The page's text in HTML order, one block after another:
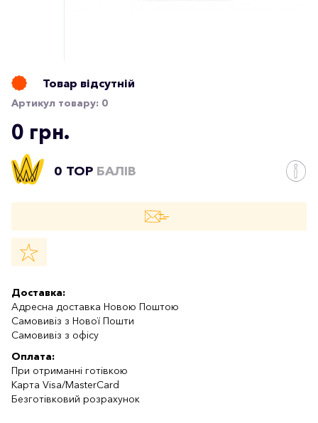
Товар відсутній
Артикул товару: 0
0 грн.
0 TOP БАЛІВ
Доставка:
Адресна доставка Новою Поштою
Самовивіз з Нової Пошти
Самовивіз з офісу
Оплата:
При отриманні готівкою
Карта Visa/MasterCard
Безготівковий розрахунок